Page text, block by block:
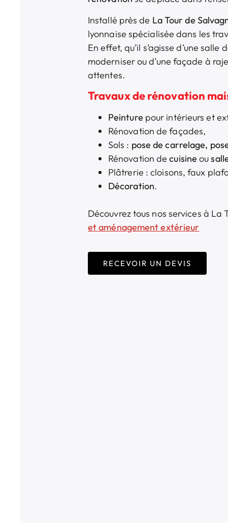
Installé près de La Tour de
lyonnaise spécialisée dans les
En effet, qu’il s’agisse d’une
moderniser ou d’une façade à
attentes.
Travaux de rénovation
Peinture pour intérieurs et
Rénovation de façades,
Sols : pose de carrelage,
Rénovation de cuisine ou
Plâtrerie : cloisons, faux
Décoration.
Découvrez tous nos services à La
et aménagement extérieur
RECEVOIR UN DEVIS